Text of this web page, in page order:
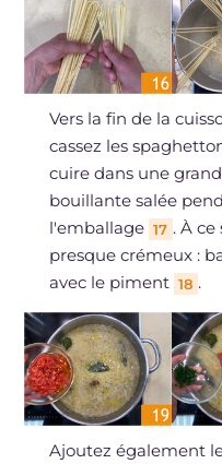
Vers la fin de la
cassez les
cuire dans une
bouillante salée
l'emballage 17 . À
presque crémeux :
avec le piment 18 .
Ajoutez également